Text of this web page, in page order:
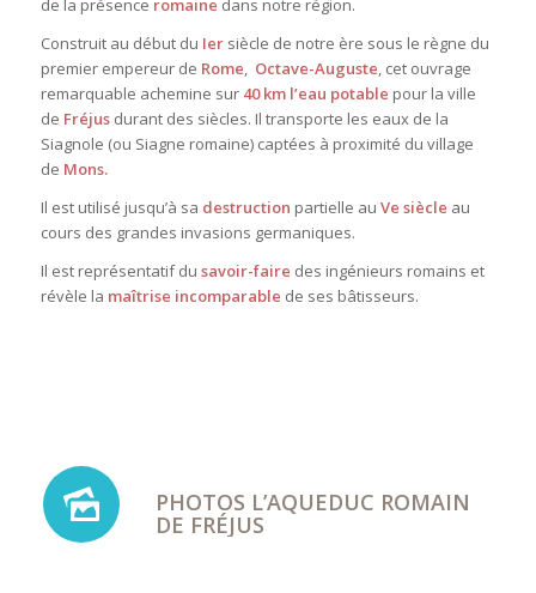
de la présence romaine dans notre région.
Construit au début du Ier siècle de notre ère sous le règne du
premier empereur de Rome, Octave-Auguste, cet ouvrage
remarquable achemine sur 40 km l’eau potable pour la ville
de Fréjus durant des siècles. Il transporte les eaux de la
Siagnole (ou Siagne romaine)captées à proximité du village
de Mons.
Il est utilisé jusqu’à sa destruction partielle au Ve siècle au
cours des grandes invasions germaniques.
Il est représentatif du savoir-faire des ingénieurs romains et
révèle la maîtrise incomparable de ses bâtisseurs.
PHOTOS L’AQUEDUC ROMAIN
DE FRÉJUS